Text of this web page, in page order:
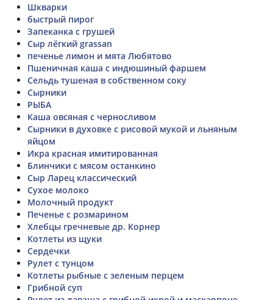
Шкварки
быстрый пирог
Запеканка с грушей
Сыр лёгкий grassan
печенье лимон и мята Любятово
Пшеничная каша с индюшиный фаршем
Сельдь тушеная в собственном соку
Сырники
РЫБА
Каша овсяная с черносливом
Сырники в духовке с рисовой мукой и льняным
яйцом
Икра красная имитированная
Блинчики с мясом останкино
Сыр Ларец классический
Сухое молоко
Молочный продукт
Печенье с розмарином
Хлебцы гречневые др. Корнер
Котлеты из щуки
Сердечки
Рулет с тунцом
Котлеты рыбные с зеленым перцем
Грибной суп